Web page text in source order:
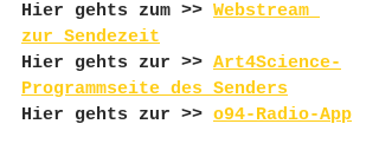
Hier gehts zum >> Webstream
zur Sendezeit
Hier gehts zur >> Art4Science-
Programmseite des Senders
Hier gehts zur >> o94-Radio-App